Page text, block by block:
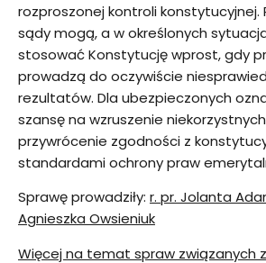
rozproszonej kontroli konstytucyjnej.
sądy mogą, a w określonych
stosować Konstytucję wprost, gdy
prowadzą do oczywiście
rezultatów. Dla ubezpieczonych
szansę na wzruszenie
przywrócenie zgodności z
standardami ochrony praw
Sprawę prowadziły: r. pr. Jolanta
Agnieszka Owsieniuk
Więcej na temat spraw związanych z